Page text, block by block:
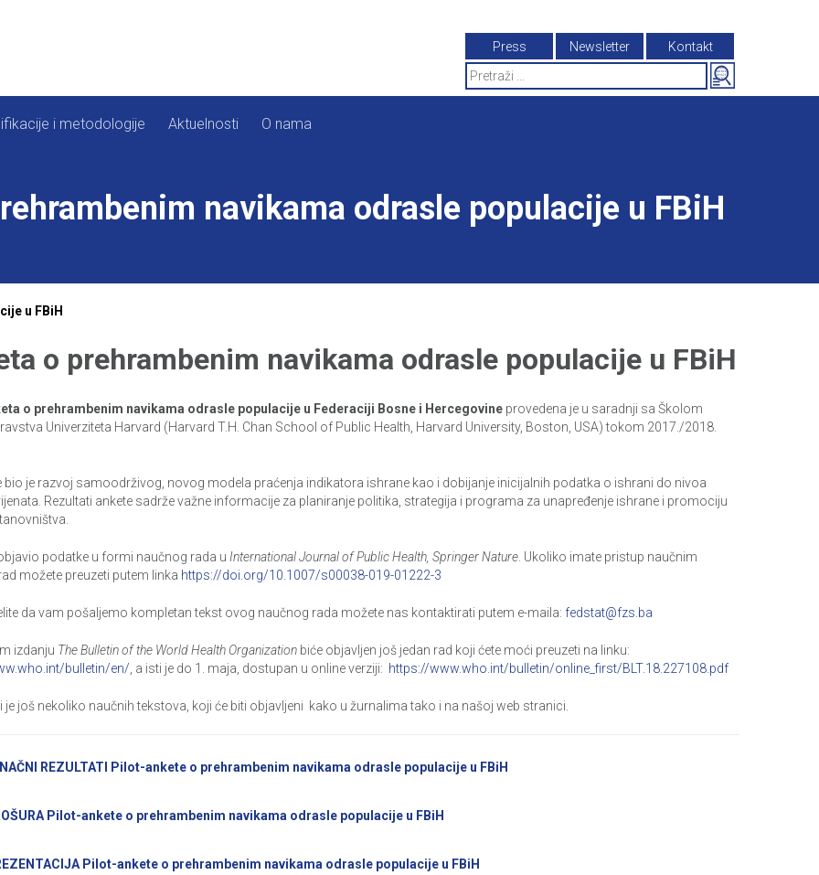
Press Newsletter
Kontakt
Search
for:
i metodologije Aktuelnosti O nama
navikama odrasle populacije u FBiH
u FBiH
o prehrambenim navikama odrasle populacije u FBiH
o prehrambenim navikama odrasle populacije u Federaciji Bosne i Hercegovine provedena je u saradnji sa Školom
Univerziteta Harvard (Harvard T.H. Chan School of Public Health, Harvard University, Boston, USA) tokom 2017./2018.
bio je razvoj samoodrživog, novog modela praćenja indikatora ishrane kao i dobijanje inicijalnih podatka o ishrani do nivoa
Rezultati ankete sadrže važne informacije za planiranje politika, strategija i programa za unapređenje ishrane i promociju
podatke u formi naučnog rada u International Journal of Public Health, Springer Nature. Ukoliko imate pristup naučnim
možete preuzeti putem linka https://doi.org/10.1007/s00038-019-01222-3
da vam pošaljemo kompletan tekst ovog naučnog rada možete nas kontaktirati putem e-maila: fedstat@fzs.ba
izdanju The Bulletin of the World Health Organization biće objavljen još jedan rad koji ćete moći preuzeti na linku:
bulletin/en/, a isti je do 1. maja, dostupan u online verziji: https://www.who.int/bulletin/online_first/BLT.18.227108.pdf
je još nekoliko naučnih tekstova, koji će biti objavljeni kako u žurnalima tako i na našoj web stranici.
REZULTATI Pilot-ankete o prehrambenim navikama odrasle populacije u FBiH
Pilot-ankete o prehrambenim navikama odrasle populacije u FBiH
Pilot-ankete o prehrambenim navikama odrasle populacije u FBiH